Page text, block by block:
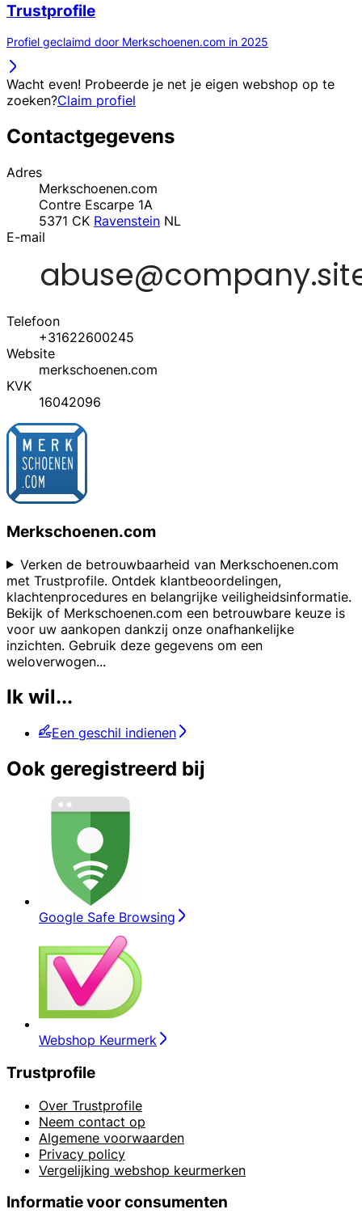
Trustprofile
Profiel geclaimd door Merkschoenen.com in 2025
Wacht even! Probeerde je net je eigen webshop op te
zoeken?Claim profiel
Contactgegevens
Adres
Merkschoenen.com
Contre Escarpe 1A
5371 CK Ravenstein NL
E-mail
Telefoon
+31622600245
Website
merkschoenen.com
KVK
16042096
Merkschoenen.com
Verken de betrouwbaarheid van Merkschoenen.com
met Trustprofile. Ontdek klantbeoordelingen,
klachtenprocedures en belangrijke veiligheidsinformatie.
Bekijk of Merkschoenen.com een betrouwbare keuze is
voor uw aankopen dankzij onze onafhankelijke
inzichten. Gebruik deze gegevens om een
weloverwogen...
Ik wil...
Een geschil indienen
Ook geregistreerd bij
Google Safe Browsing
Webshop Keurmerk
Trustprofile
Over Trustprofile
Neem contact op
Algemene voorwaarden
Privacy policy
Vergelijking webshop keurmerken
Informatie voor consumenten